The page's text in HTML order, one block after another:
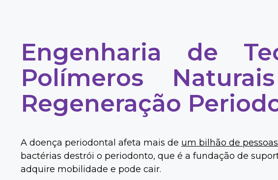
Engenharia de
Polímeros
Regeneração
A doença periodontal afeta mais de um bilhão de pessoas
bactérias destrói o periodonto, que é a fundação de
adquire mobilidade e pode cair.